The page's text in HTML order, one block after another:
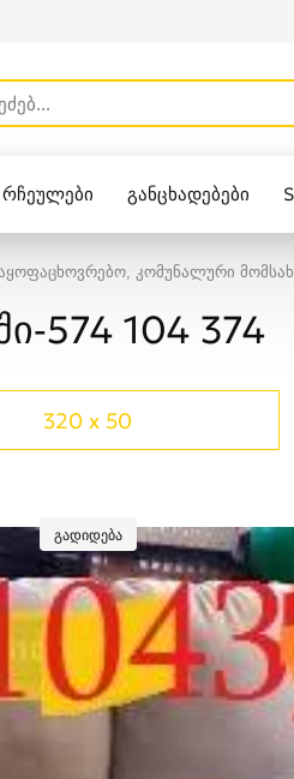
რჩეულები განცხადებები
კომუნალური
574 104 374
320 x 50
გადიდება